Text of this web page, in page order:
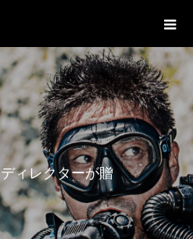
ィレクターが贈る
潜 水